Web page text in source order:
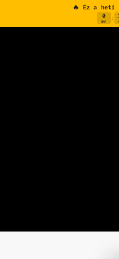
🔥 Ez a heti
0
NAP
: